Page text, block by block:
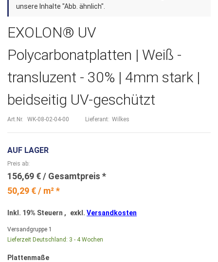
Bildergalerie
unsere Inhalte "Abb. ähnlich".
EXOLON® UV
Polycarbonatplatten | Weiß -
transluzent - 30% | 4mm stark |
beidseitig UV-geschützt
Art.Nr. WK-08-02-04-00 Lieferant: Wilkes
AUF LAGER
50,29 € / m² *
Preis ab
156,69 €
Inkl. 19% Steuern , exkl. Versandkosten
Versandgruppe 1
Lieferzeit Deutschland: 3 - 4 Wochen
Plattenmaße